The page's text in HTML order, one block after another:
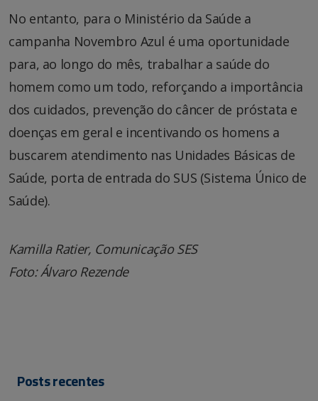
No entanto, para o Ministério da Saúde a
campanha Novembro Azul é uma oportunidade
para, ao longo do mês, trabalhar a saúde do
homem como um todo, reforçando a importância
dos cuidados, prevenção do câncer de próstata e
doenças em geral e incentivando os homens a
buscarem atendimento nas Unidades Básicas de
Saúde, porta de entrada do SUS (Sistema Único de
Saúde).
Kamilla Ratier, Comunicação SES
Foto: Álvaro Rezende
Posts recentes